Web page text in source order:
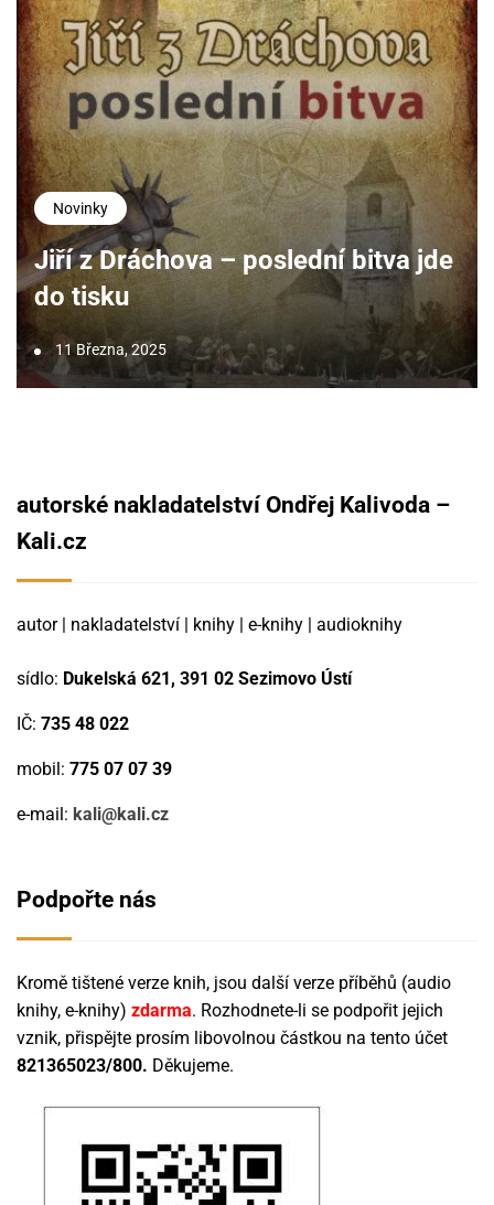
Novinky
Jiří z Dráchova – poslední bitva jde
do tisku
11 Března, 2025
autorské nakladatelství Ondřej Kalivoda –
Kali.cz
autor | nakladatelství | knihy | e-knihy | audioknihy
sídlo: Dukelská 621, 391 02 Sezimovo Ústí
IČ: 735 48 022
mobil: 775 07 07 39
e-mail: kali@kali.cz
Podpořte nás
Kromě tištené verze knih, jsou další verze příběhů (audio
knihy, e-knihy) zdarma. Rozhodnete-li se podpořit jejich
vznik, přispějte prosím libovolnou částkou na tento účet
821365023/800. Děkujeme.